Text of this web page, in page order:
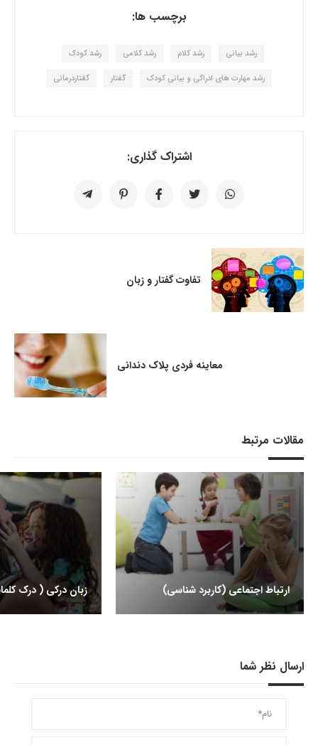
برچسب ها:
رشد بیانی رشد کلام رشد کلامی رشد کودک
رشد مهارت های ادراکی و بیانی کودک گفتار گفتاردرمانی
اشتراک گذاری:
تفاوت گفتار و زبان
معاینه فردی پلاک دندانی
مقالات مرتبط
ارتباط اجتماعی (کاربرد شناسی) زبان درکی ( درک
ارسال نظر شما